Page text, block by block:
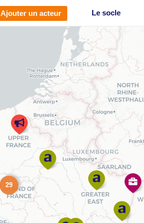
Ajouter un acteur Le socle
29